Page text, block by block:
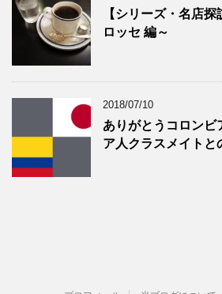
【シリーズ・名店
ロッセ 編～
2018/07/10
ありがとうコロンビ
ア人クラスメイトと